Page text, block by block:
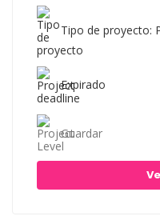
Tipo de proyecto:
Expirado
Guardar